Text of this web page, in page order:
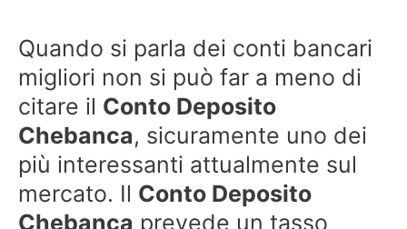
Quando si parla dei conti bancari
migliori non si può far a meno di
citare il Conto Deposito
Chebanca, sicuramente uno dei
più interessanti attualmente sul
mercato. Il Conto Deposito
Chebanca prevede un tasso